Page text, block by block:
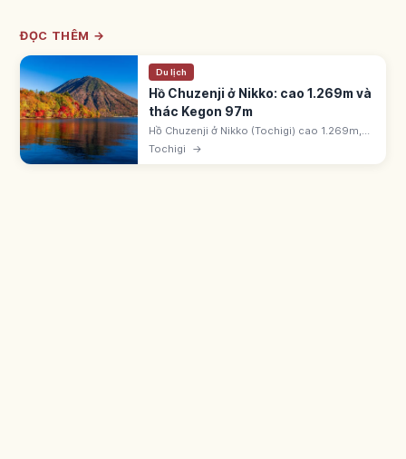
ĐỌC THÊM →
Du lịch
Hồ Chuzenji ở Nikko: cao 1.269m và
thác Kegon 97m
Hồ Chuzenji ở Nikko (Tochigi) cao 1.269m,
chu vi 25km, sâu 163m. Hình thành do phun
trào núi Nantai. Thác Kegon 97m là một
Tochigi →